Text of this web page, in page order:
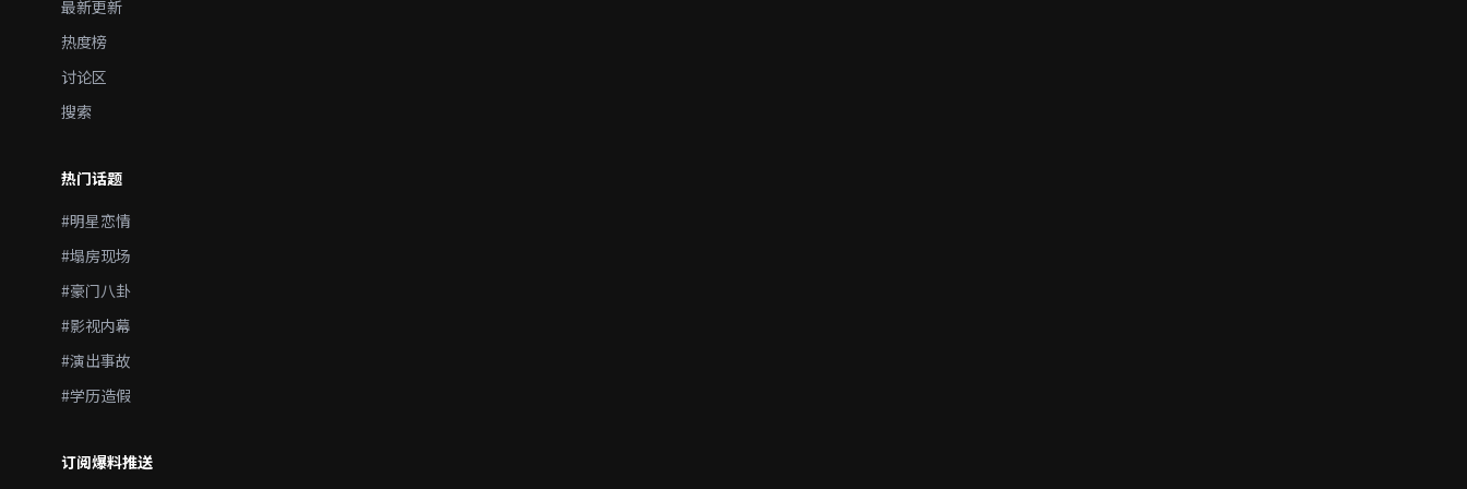
最新更新
热度榜
讨论区
搜索
热门话题
#明星恋情
#塌房现场
#豪门八卦
#影视内幕
#演出事故
#学历造假
订阅爆料推送